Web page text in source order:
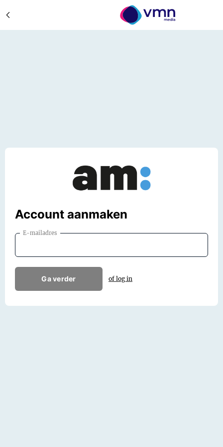
Account aanmaken
E-mailadres
Ga verder of log in